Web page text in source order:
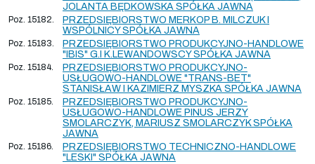
JOLANTA BĘDKOWSKA SPÓŁKA JAWNA
Poz. 15182.
PRZEDSIĘBIORSTWO MERKOP B. MILCZUK I
WSPÓLNICY SPÓŁKA JAWNA
Poz. 15183.
PRZEDSIĘBIORSTWO PRODUKCYJNO-HANDLOWE
"IBIS" G.I K.LEWANDOWSCY SPÓŁKA JAWNA
Poz. 15184.
PRZEDSIĘBIORSTWO PRODUKCYJNO-
USŁUGOWO-HANDLOWE "TRANS-BET"
STANISŁAW I KAZIMIERZ MYSZKA SPÓŁKA JAWNA
Poz. 15185.
PRZEDSIĘBIORSTWO PRODUKCYJNO-
USŁUGOWO-HANDLOWE PINUS JERZY
SMOLARCZYK, MARIUSZ SMOLARCZYK SPÓŁKA
JAWNA
Poz. 15186.
PRZEDSIĘBIORSTWO TECHNICZNO-HANDLOWE
"LESKI" SPÓŁKA JAWNA